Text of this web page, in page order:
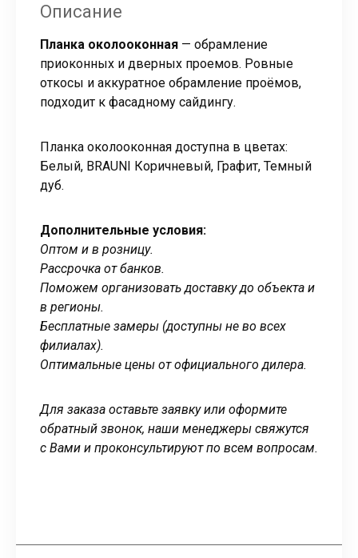
Описание
Планка околооконная — обрамление
приоконных и дверных проемов. Ровные
откосы и аккуратное обрамление проёмов,
подходит к фасадному сайдингу.
Планка околооконная доступна в цветах:
Белый, BRAUNI Коричневый, Графит, Темный
дуб.
Дополнительные условия:
Оптом и в розницу.
Рассрочка от банков.
Поможем организовать доставку до объекта и
в регионы.
Бесплатные замеры (доступны не во всех
филиалах).
Оптимальные цены от официального дилера.
Для заказа оставьте заявку или оформите
обратный звонок, наши менеджеры свяжутся
с Вами и проконсультируют по всем вопросам.